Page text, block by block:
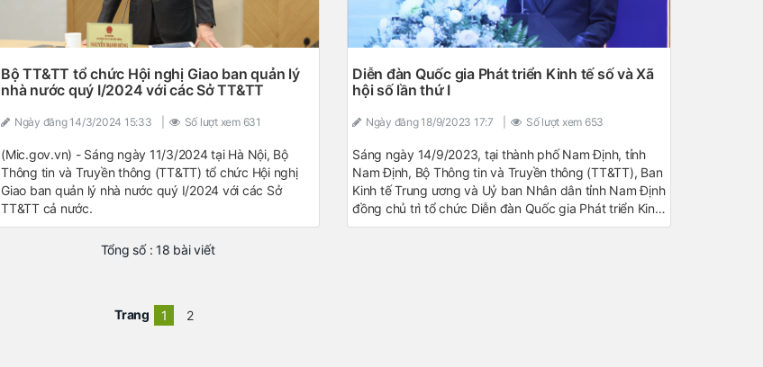
Bộ TT&TT tổ chức Hội nghị Giao ban quản lý
nhà nước quý I/2024 với các Sở TT&TT
Ngày đăng14/3/2024 15:33 Số lượt xem 631
(Mic.gov.vn) - Sáng ngày 11/3/2024 tại Hà Nội, Bộ
Thông tin và Truyền thông (TT&TT) tổ chức Hội nghị
Giao ban quản lý nhà nước quý I/2024 với các Sở
TT&TT cả nước.
Diễn đàn Quốc gia Phát triển Kinh tế số và Xã
hội số lần thứ I
Ngày đăng18/9/2023 17:7 Số lượt xem 653
Sáng ngày 14/9/2023, tại thành phố Nam Định, tỉnh
Nam Định, Bộ Thông tin và Truyền thông (TT&TT), Ban
Kinh tế Trung ương và Uỷ ban Nhân dân tỉnh Nam Định
đồng chủ trì tổ chức Diễn đàn Quốc gia Phát triển Kinh
tế số và Xã hội số lần thứ I với chủ đề “Mang nền tảng
Tổng số : 18 bài viết
Trang 1 2